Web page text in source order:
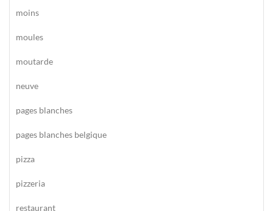
moins
moules
moutarde
neuve
pages blanches
pages blanches belgique
pizza
pizzeria
restaurant